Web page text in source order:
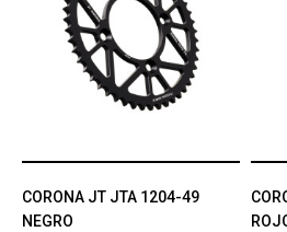
CORONA JT JTA 1204-49
NEGRO